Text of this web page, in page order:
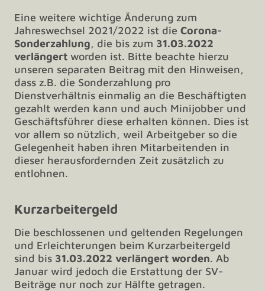
Eine weitere wichtige Änderung zum
Jahreswechsel 2021/2022 ist dieCorona-
Sonderzahlung, die bis zum 31.03.2022
verlängert worden ist. Bitte beachte hierzu
unseren separaten Beitrag mit den Hinweisen,
dass z.B. die Sonderzahlung pro
Dienstverhältnis einmalig an die Beschäftigten
gezahlt werden kann und auch Minijobber und
Geschäftsführer diese erhalten können. Dies ist
vor allem so nützlich, weil Arbeitgeber so die
Gelegenheit haben ihren Mitarbeitenden in
dieser herausfordernden Zeit zusätzlich zu
entlohnen.
Kurzarbeitergeld
Die beschlossenen und geltenden Regelungen
und Erleichterungen beim Kurzarbeitergeld
sind bis 31.03.2022 verlängert worden. Ab
Januar wird jedoch die Erstattung der SV-
Beiträge nur noch zur Hälfte getragen.